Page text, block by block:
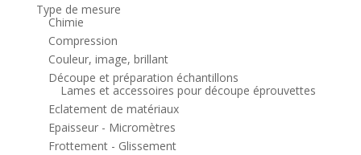
Type de mesure
Chimie
Compression
Couleur, image, brillant
Découpe et préparation échantillons
Lames et accessoires pour découpe éprouvettes
Eclatement de matériaux
Epaisseur - Micromètres
Frottement - Glissement